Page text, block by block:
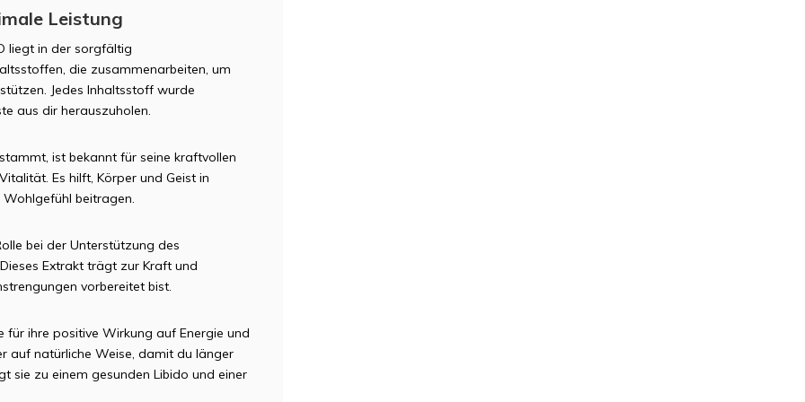
Leistung
liegt in der sorgfältig
die zusammenarbeiten, um
Jedes Inhaltsstoff wurde
aus dir herauszuholen.
ist bekannt für seine kraftvollen
Es hilft, Körper und Geist in
beitragen.
bei der Unterstützung des
Extrakt trägt zur Kraft und
vorbereitet bist.
ihre positive Wirkung auf Energie und
auf natürliche Weise, damit du länger
sie zu einem gesunden Libido und einer